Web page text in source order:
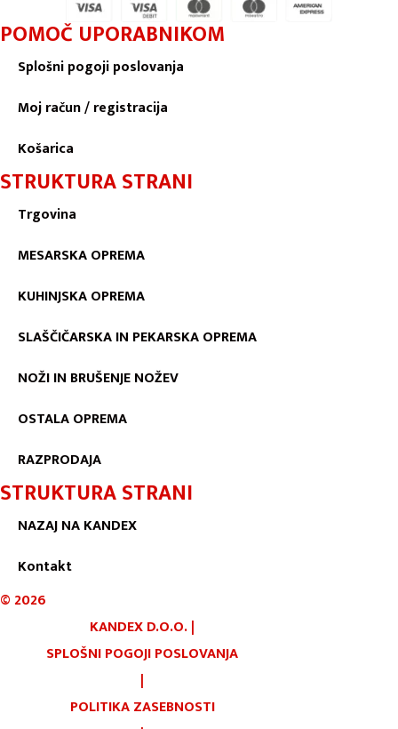
POMOČ UPORABNIKOM
Splošni pogoji poslovanja
Moj račun / registracija
Košarica
STRUKTURA STRANI
Trgovina
MESARSKA OPREMA
KUHINJSKA OPREMA
SLAŠČIČARSKA IN PEKARSKA OPREMA
NOŽI IN BRUŠENJE NOŽEV
OSTALA OPREMA
RAZPRODAJA
STRUKTURA STRANI
NAZAJ NA KANDEX
Kontakt
©2026
KANDEX D.O.O.|
SPLOŠNI POGOJI POSLOVANJA
|
POLITIKA ZASEBNOSTI